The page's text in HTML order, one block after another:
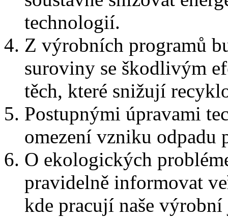
technologií.
Z výrobních programů
suroviny se škodlivým
těch, které snižují
Postupnými úpravami
omezení vzniku odpadu
O ekologických
pravidelně informovat
kde pracují naše